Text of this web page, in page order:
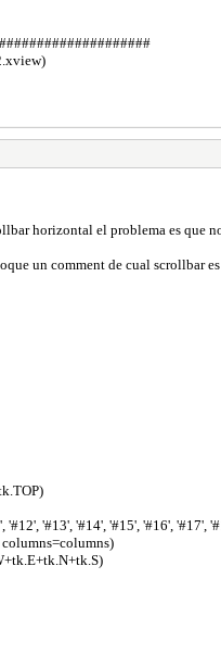
horizontal el problema es
un comment de cual scrollbar
'#13', '#14', '#15', '#16', '#17',